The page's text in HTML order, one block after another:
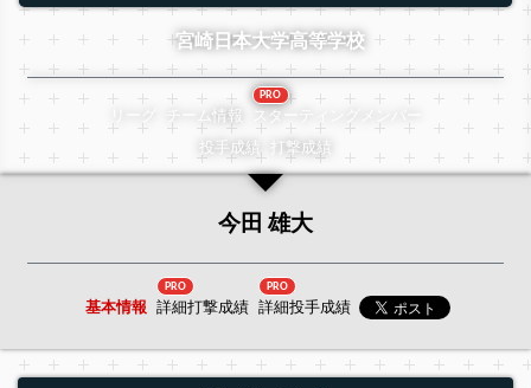
宮崎日本大学高等学校
チーム情報
PRO
スターティングメンバー
投手成績 打撃成績
今田 雄大
基本情報
PRO
詳細打撃成績
PRO
詳細投手成績